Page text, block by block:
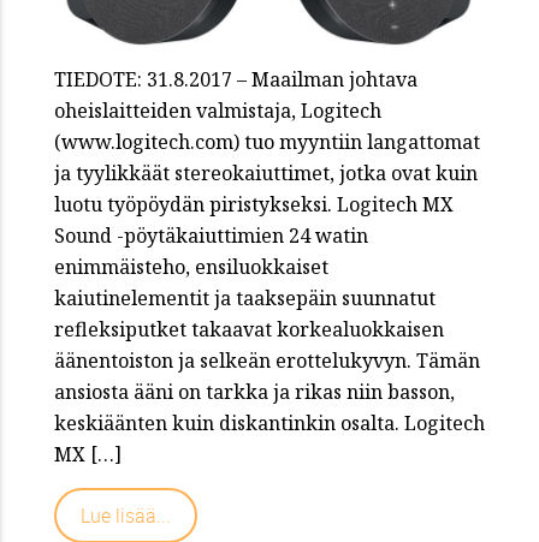
TIEDOTE: 31.8.2017 – Maailman johtava
oheislaitteiden valmistaja, Logitech
(www.logitech.com) tuo myyntiin langattomat
ja tyylikkäät stereokaiuttimet, jotka ovat kuin
luotu työpöydän piristykseksi. Logitech MX
Sound -pöytäkaiuttimien 24 watin
enimmäisteho, ensiluokkaiset
kaiutinelementit ja taaksepäin suunnatut
refleksiputket takaavat korkealuokkaisen
äänentoiston ja selkeän erottelukyvyn. Tämän
ansiosta ääni on tarkka ja rikas niin basson,
keskiäänten kuin diskantinkin osalta. Logitech
MX […]
Lue lisää...